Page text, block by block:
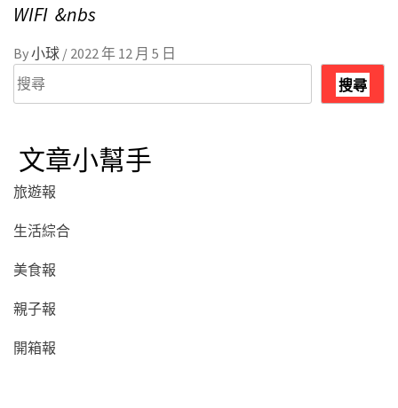
WIFI &nbs
By小球 / 2022 年 12 月 5 日
搜
尋
搜尋
文章小幫手
旅遊報
生活綜合
美食報
親子報
開箱報